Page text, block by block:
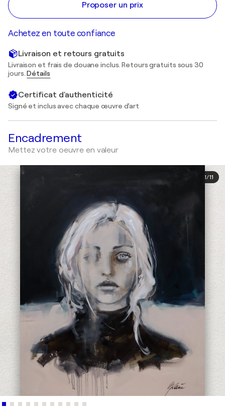
Proposer un prix
Achetez en toute confiance
Livraison et retours gratuits
Livraison et frais de douane inclus. Retours gratuits sous 30
jours.Détails
Certificat d'authenticité
Signé et inclus avec chaque œuvre d'art
Encadrement
Mettez votre oeuvre en valeur
1/11